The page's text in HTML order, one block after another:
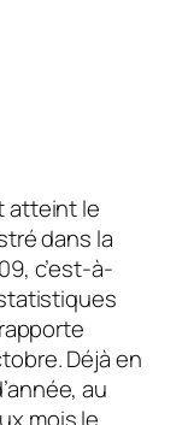
atteint le
dans la
c’est-à-
Déjà en
au